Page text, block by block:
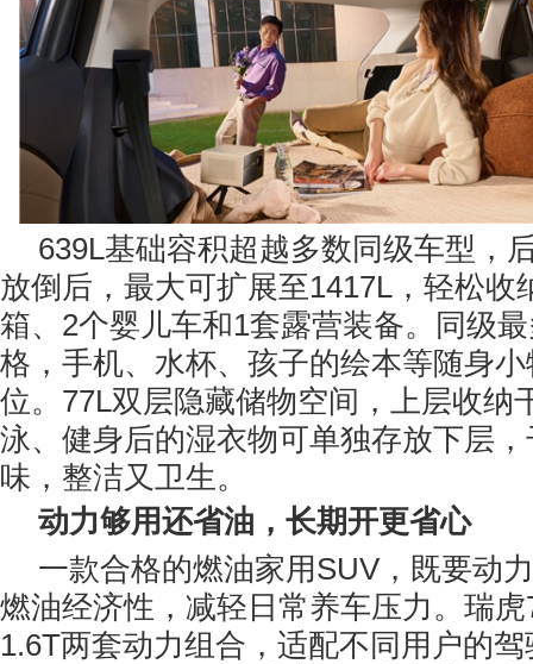
639L基础容积超越多数同级车型，
放倒后，最大可扩展至1417L，轻松收
箱、2个婴儿车和1套露营装备。同级
格，手机、水杯、孩子的绘本等随身
位。77L双层隐藏储物空间，上层收纳
泳、健身后的湿衣物可单独存放下层
味，整洁又卫生。
动力够用还省油，长期开更省心
一款合格的燃油家用SUV，既要动
燃油经济性，减轻日常养车压力。瑞
1.6T两套动力组合，适配不同用户的